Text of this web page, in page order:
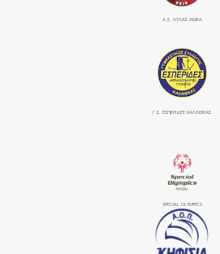
Α.Σ. ΑΤΛΑΣ ΑΜΕΑ
Γ.Σ. ΕΣΠΕΡΙΔΕΣ ΚΑΛΛΙΘΕΑΣ
SPECIAL OLYMPICS